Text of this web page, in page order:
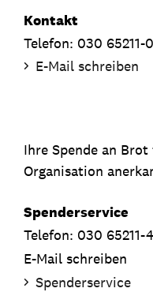
Kontakt
Telefon: 030 65211-0
E-Mail schreiben
Ihre Spende an
Organisation
Spenderservice
Telefon: 030 65211-
E-Mail schreiben
Spenderservice